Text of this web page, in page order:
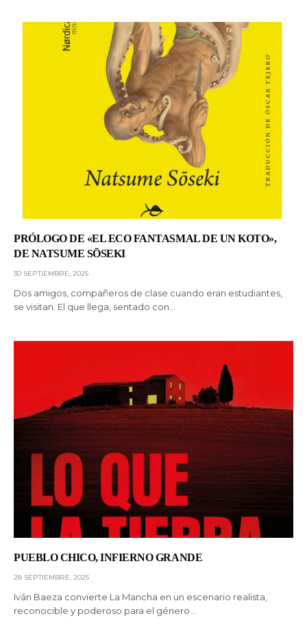
PRÓLOGO DE «EL ECO FANTASMAL DE UN KOTO»,
DE NATSUME SŌSEKI
30 SEPTIEMBRE, 2025
Dos amigos, compañeros de clase cuando eran estudiantes,
se visitan. El que llega, sentado con…
PUEBLO CHICO, INFIERNO GRANDE
28 SEPTIEMBRE, 2025
Iván Baeza convierte La Mancha en un escenario realista,
reconocible y poderoso para el género…